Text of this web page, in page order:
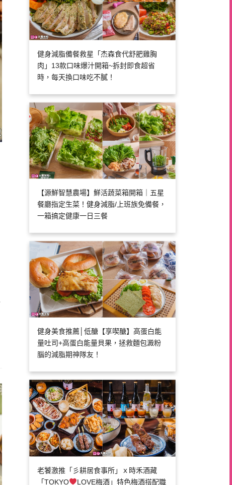
健身減脂備餐救星「杰森食代舒肥雞胸
肉」13款口味爆汁開箱~拆封即食超省
時，每天換口味吃不膩！
【源鮮智慧農場】鮮活蔬菜箱開箱｜五星
餐廳指定生菜！健身減脂/上班族免備餐，
一箱搞定健康一日三餐
健身美食推薦│低醣【享喫醣】高蛋白能
量吐司+高蛋白能量貝果，拯救麵包澱粉
腦的減脂期神隊友！
老饕激推「彡耕居食事所」ｘ時禾酒藏
「TOKYO
LOVE梅酒」特色梅酒搭配職